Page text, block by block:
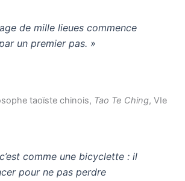
de mille lieues commence
un premier pas. »
taoïste chinois, Tao Te Ching, VIe
comme une bicyclette : il
pour ne pas perdre